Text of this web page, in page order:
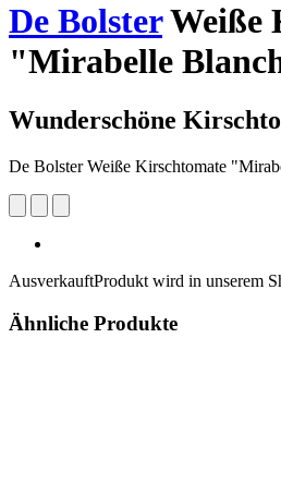
De BolsterWeiße
"Mirabelle
Wunderschöne
De Bolster Weiße Kirschtomate
AusverkauftProdukt wird in unserem
Ähnliche Produkte